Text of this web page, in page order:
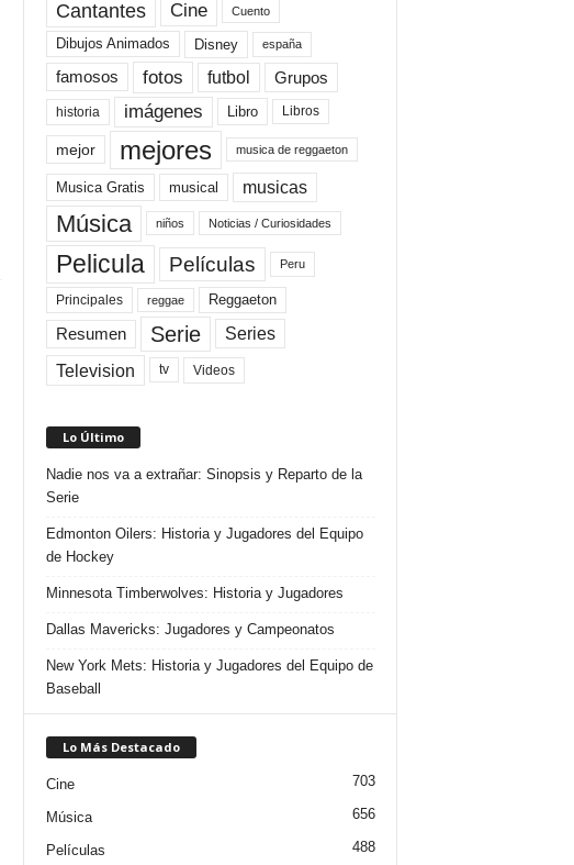
Cantantes Cine Cuento
Dibujos Animados Disney españa
famosos fotos futbol Grupos
historia imágenes Libro Libros
mejor mejores musica de reggaeton
Musica Gratis musical musicas
Música niños Noticias / Curiosidades
Pelicula Películas Peru
Principales reggae Reggaeton
Resumen Serie Series
Television tv Videos
Lo Último
Nadie nos va a extrañar: Sinopsis y Reparto de la
Serie
Edmonton Oilers: Historia y Jugadores del Equipo
de Hockey
Minnesota Timberwolves: Historia y Jugadores
Dallas Mavericks: Jugadores y Campeonatos
New York Mets: Historia y Jugadores del Equipo de
Baseball
Lo Más Destacado
Cine 703
Música 656
Películas 488